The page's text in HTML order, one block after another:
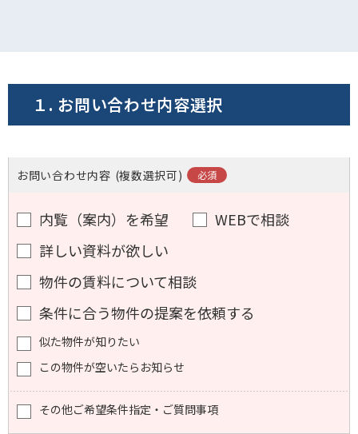
１. お問い合わせ内容選択
お問い合わせ内容 (複数選択可)
内覧（案内）を希望
WEBで相談
詳しい資料が欲しい
物件の賃料について相談
条件に合う物件の提案を依頼する
似た物件が知りたい
この物件が空いたらお知らせ
その他ご希望条件指定・ご質問事項